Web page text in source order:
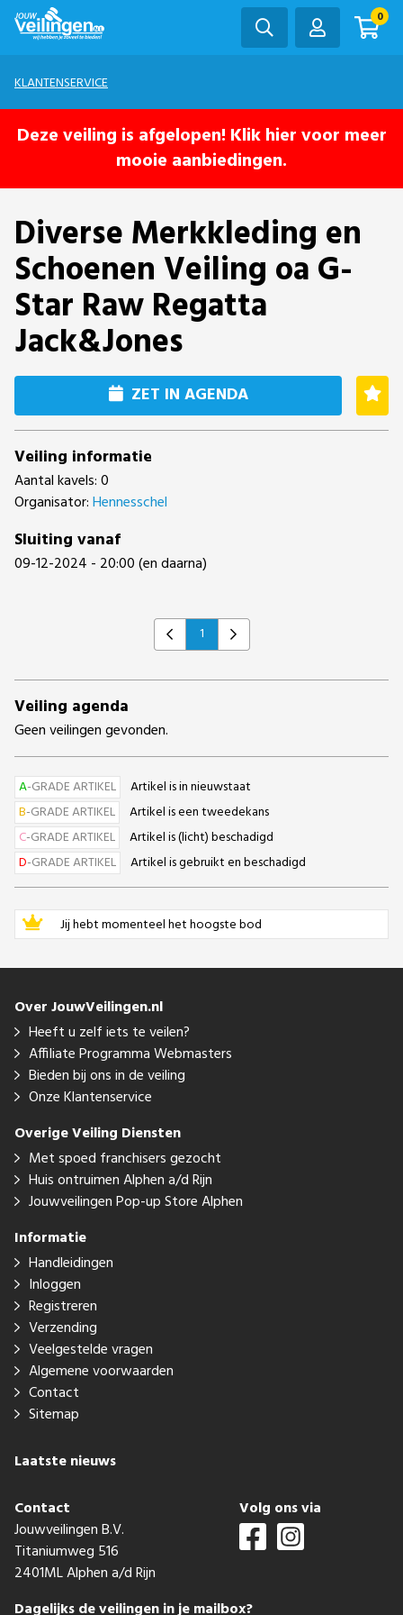
0
KLANTENSERVICE
Deze veiling is afgelopen! Klik hier voor meer
mooie aanbiedingen.
Diverse Merkkleding en
Schoenen Veiling oa G-
Star Raw Regatta
Jack&Jones
ZET IN AGENDA
Veiling informatie
Aantal kavels: 0
Organisator:Hennesschel
Sluiting vanaf
09-12-2024 - 20:00 (en daarna)
Previous
1 Next
Veiling agenda
Geen veilingen gevonden.
A-GRADE ARTIKEL
Artikel is in nieuwstaat
B-GRADE ARTIKEL
Artikel is een tweedekans
C-GRADE ARTIKEL
Artikel is (licht) beschadigd
D-GRADE ARTIKEL Artikel is gebruikt en beschadigd
Jij hebt momenteel het hoogste bod
Over JouwVeilingen.nl
Heeft u zelf iets te veilen?
Affiliate Programma Webmasters
Bieden bij ons in de veiling
Onze Klantenservice
Overige Veiling Diensten
Met spoed franchisers gezocht
Huis ontruimen Alphen a/d Rijn
Jouwveilingen Pop-up Store Alphen
Informatie
Handleidingen
Inloggen
Registreren
Verzending
Veelgestelde vragen
Algemene voorwaarden
Contact
Sitemap
Laatste nieuws
Contact
Jouwveilingen B.V.
Titaniumweg 516
2401ML Alphen a/d Rijn
Volg ons via
Dagelijks de veilingen in je mailbox?